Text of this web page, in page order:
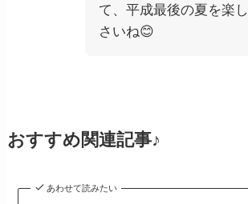
て、平成最後の夏を楽
さいね😊
おすすめ関連記事♪
あわせて読みたい